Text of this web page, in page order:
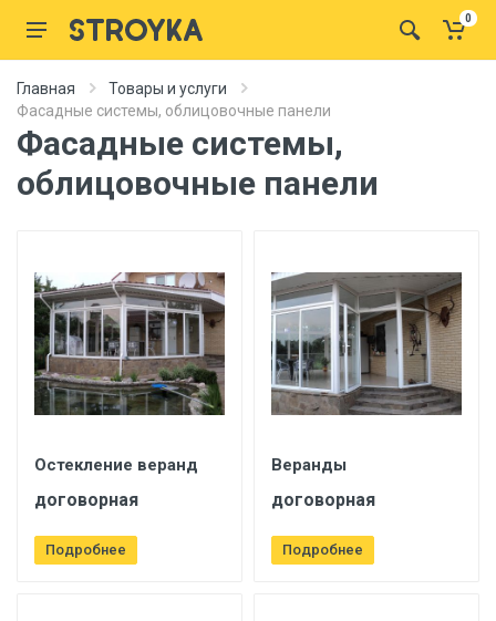
0
Главная
Товары и услуги
Фасадные системы, облицовочные панели
Фасадные системы,
облицовочные панели
Остекление веранд
договорная
Подробнее
Веранды
договорная
Подробнее